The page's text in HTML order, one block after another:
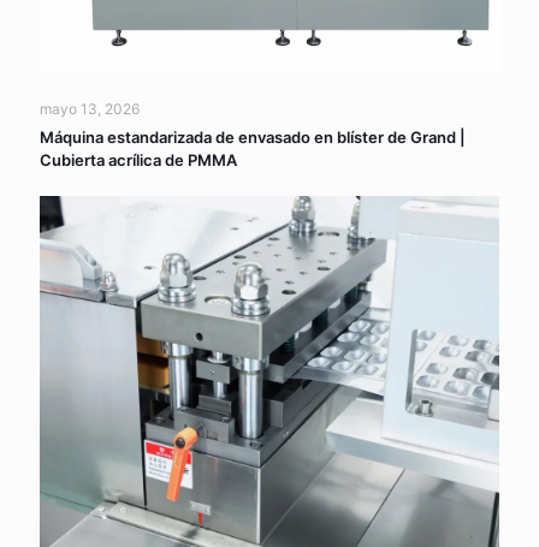
mayo 13, 2026
Máquina estandarizada de envasado en blíster de Grand |
Cubierta acrílica de PMMA